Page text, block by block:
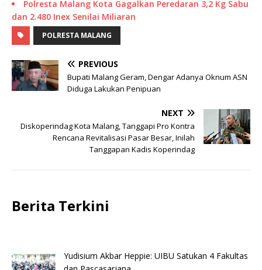
Polresta Malang Kota Gagalkan Peredaran 3,2 Kg Sabu
dan 2.480 Inex Senilai Miliaran
POLRESTA MALANG
PREVIOUS
Bupati Malang Geram, Dengar Adanya Oknum ASN
Diduga Lakukan Penipuan
NEXT
Diskoperindag Kota Malang, Tanggapi Pro Kontra
Rencana Revitalisasi Pasar Besar, Inilah
Tanggapan Kadis Koperindag
Berita Terkini
Yudisium Akbar Heppie: UIBU Satukan 4 Fakultas